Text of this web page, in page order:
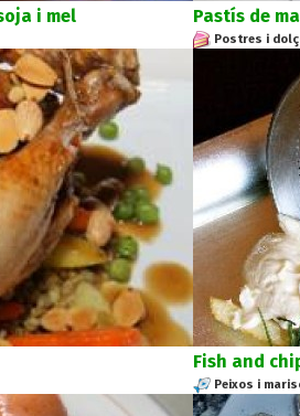
i mel Pastís de
Postres i
Fish and
Peixos i